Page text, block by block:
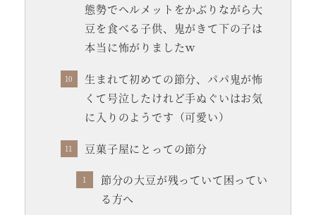
態勢でヘルメットをかぶりながら大
豆を食べる子供、鬼がきて下の子は
本当に怖がりましたｗ
生まれて初めての節分、パパ鬼が怖
くて号泣したけれど手ぬぐいはお気
に入りのようです（可愛い）
豆菓子屋にとっての節分
節分の大豆が残っていて困ってい
る方へ